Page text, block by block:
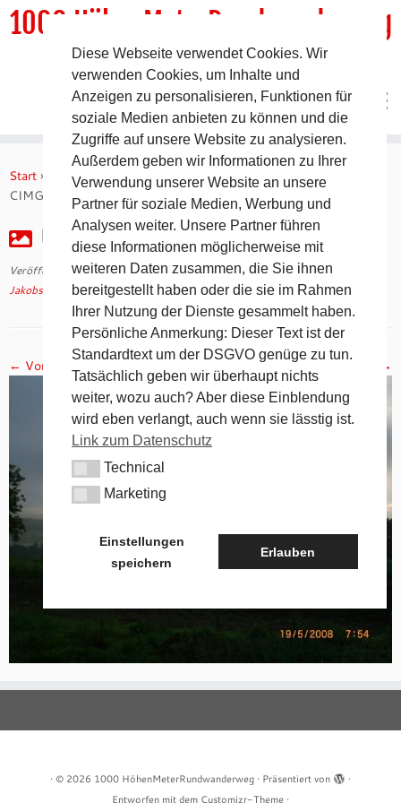
Inhalt
springen
1000 HöhenMeterRundwanderweg
DER Rundwanderweg um Pommelsbrunn
Start » Jakobsweg 2008 – 31. Tag auf dem Camino Francés
CIMG3274
CIMG3274
Veröffentlicht am30. April 2018mit den Abmessungen1024 × 768
Jakobsweg 2008 – 31. Tag auf dem Camino Francés.
← Vorheriges Nächstes →
· © 2026 1000 HöhenMeterRundwanderweg · Präsentiert von
·
Entworfen mit dem Customizr-Theme ·
Diese Webseite verwendet Cookies. Wir
verwenden Cookies, um Inhalte und
Anzeigen zu personalisieren, Funktionen für
soziale Medien anbieten zu können und die
Zugriffe auf unsere Website zu analysieren.
Außerdem geben wir Informationen zu Ihrer
Verwendung unserer Website an unsere
Partner für soziale Medien, Werbung und
Analysen weiter. Unsere Partner führen
diese Informationen möglicherweise mit
weiteren Daten zusammen, die Sie ihnen
bereitgestellt haben oder die sie im Rahmen
Ihrer Nutzung der Dienste gesammelt haben.
Persönliche Anmerkung: Dieser Text ist der
Standardtext um der DSGVO genüge zu tun.
Tatsächlich geben wir überhaupt nichts
weiter, wozu auch? Aber diese Einblendung
wird eben verlangt, auch wenn sie lässtig ist.
Link zum Datenschutz
TechnicalTechnical
MarketingMarketing
Einstellungen
speichern
Erlauben